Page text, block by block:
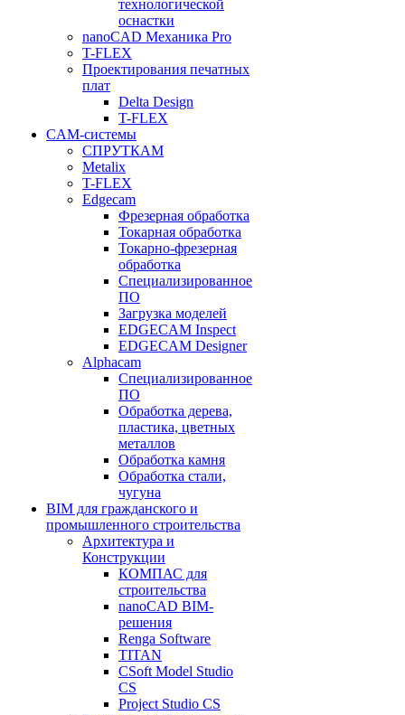
технологической
оснастки
nanoCAD Механика Pro
T-FLEX
Проектирования печатных
плат
Delta Design
T-FLEX
CAM-системы
СПРУТКAM
Metalix
T-FLEX
Edgecam
Фрезерная обработка
Токарная обработка
Токарно-фрезерная
обработка
Специализированное
ПО
Загрузка моделей
EDGECAM Inspect
EDGECAM Designer
Alphacam
Специализированное
ПО
Обработка дерева,
пластика, цветных
металлов
Обработка камня
Обработка стали,
чугуна
BIM для гражданского и
промышленного строительства
Архитектура и
Конструкции
КОМПАС для
строительства
nanoCAD BIM-
решения
Renga Software
TITAN
CSoft Model Studio
CS
Project Studio CS